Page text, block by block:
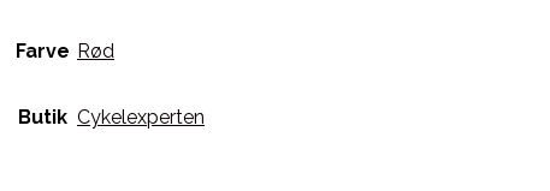
Farve Rød
Butik Cykelexperten